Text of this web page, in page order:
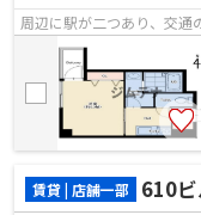
周辺に駅が二つあり、交通
賃貸 | 店舗一部 610